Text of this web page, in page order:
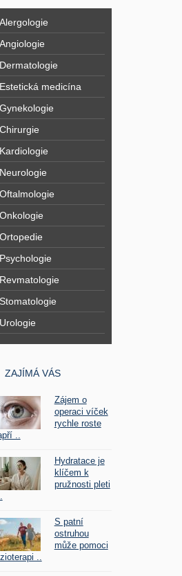
Alergologie
Angiologie
Dermatologie
Estetická medicína
Gynekologie
Chirurgie
Kardiologie
Neurologie
Oftalmologie
Onkologie
Ortopedie
Psychologie
Revmatologie
Stomatologie
Urologie
ZAJÍMÁ VÁS
Zájem o
operaci víček
rychle roste
..
Hydratace je
klíčem k
pružnosti pleti
S patní
ostruhou
může pomoci
..